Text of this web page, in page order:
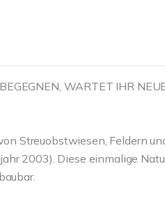
WARTET IHR
Streuobstwiesen, Feldern
2003). Diese einmalige